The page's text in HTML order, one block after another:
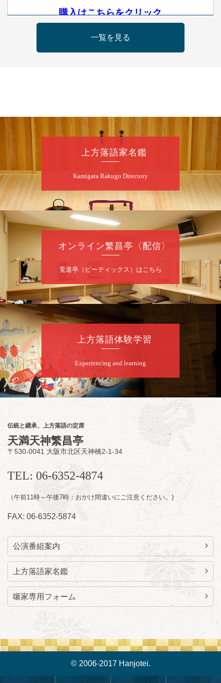
購入はこちらをクリック
昼
日（火）
★菟道亭配信あり
夜
桂あおば／笑福亭笑有／例えば炎
開演：午後6時30分（6時開場）全席指定
前売2,000円 当日2,500円
100（10:00～19:00受付）
昼
8月 日（水）
昼席：番組案内
桂九寿玉／桂弥太郎／桂かい枝※／けんたと
ももえ（音曲漫才）※／笑福亭三喬／桂米二
（ジャグリング）／笑福亭松枝（※…配信は
ございません）
★菟道亭配信あり
8月12日（水）
お笑い怪談噺の夕べ vol.20 ～ホンモノ
の幽霊も出まぁーす！～
笑福亭たま／林家染雀 ／桂米左～仲入～旭堂
南鱗／笑福亭福笑
開演：午後6時30分（6時開場）全席指定
前売3,000円 当日3,500円
お問合せ：福笑エンタープライズ
0798-23-
7160
★莵道亭配信あり
一覧を見る
上方落語家名鑑
Kamigata Rakugo Directory
オンライン繁昌亭〈配信〉
莵道亭（ピーティックス）はこちら
上方落語体験学習
Experiencing and learning
伝統と継承、上方落語の定席
天満天神繁昌亭
〒530-0041 大阪市北区天神橋2-1-34
TEL: 06-6352-4874
（午前11時～午後7時：おかけ間違いにご注意ください。)
FAX: 06-6352-5874
公演番組案内
上方落語家名鑑
噺家専用フォーム
© 2006-2017 Hanjotei.